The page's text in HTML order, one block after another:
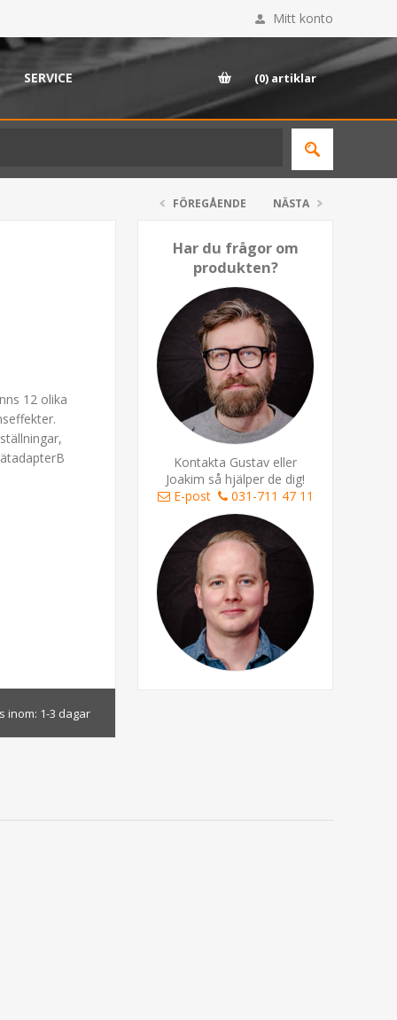
Mitt konto
SERVICE (0) artiklar
FÖREGÅENDE NÄSTA
Har du frågor om
produkten?
Kontakta Gustav eller
Joakim så hjälper de dig!
E-post
031-711 47 11
12 olika
inom: 1-3 dagar